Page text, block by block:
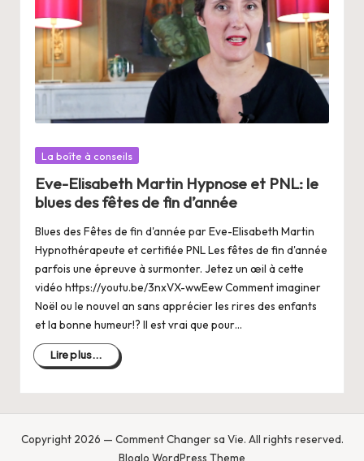
Posté
La boîte à conseils
Eve-Elisabeth Martin Hypnose et PNL: le
blues des fêtes de fin d’année
Blues des Fêtes de fin d'année par Eve-Elisabeth Martin
Hypnothérapeute et certifiée PNL Les fêtes de fin d'année
parfois une épreuve à surmonter. Jetez un œil à cette
vidéo https://youtu.be/3nxVX-wwEew Comment imaginer
Noël ou le nouvel an sans apprécier les rires des enfants
et la bonne humeur!? Il est vrai que pour…
Lire plus...
Copyright 2026 — Comment Changer sa Vie. All rights reserved.
Bloglo WordPress Theme